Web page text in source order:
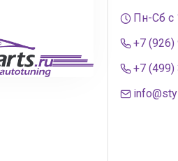
Пн-Сб с
+7
+7